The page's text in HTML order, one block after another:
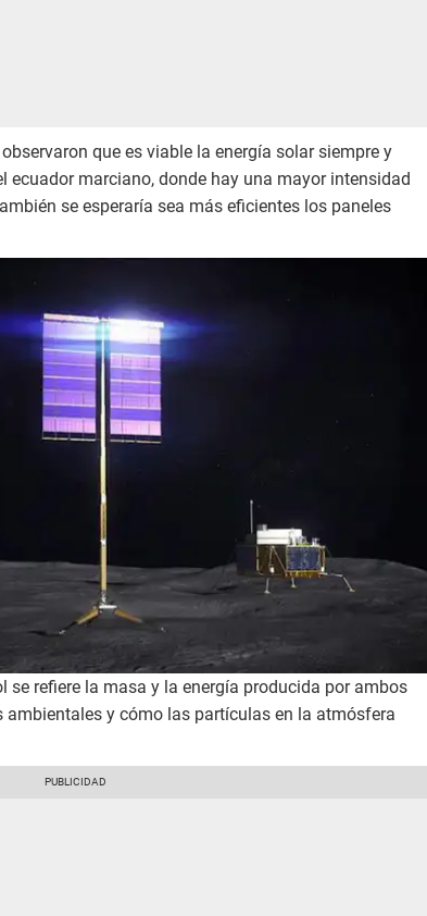
que es viable la energía solar siempre y
ecuador marciano, donde hay una mayor intensidad
se esperaría sea más eficientes los paneles
se refiere la masa y la energía producida por ambos
y cómo las partículas en la atmósfera